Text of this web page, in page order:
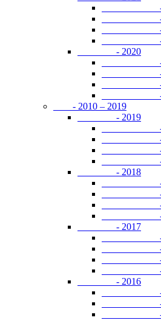
- 01-
- 02-
- 03-
- 04-
- 2020
- 01-
- 02-
- 03-
- 04-
- 2010 – 2019
- 2019
- 01-
- 02-
- 03-
- 04-
- 2018
- 01-
- 02-
- 03-
- 04-
- 2017
- 01-
- 02-
- 03-
- 04-
- 2016
- 01-
- 02-
- 03-